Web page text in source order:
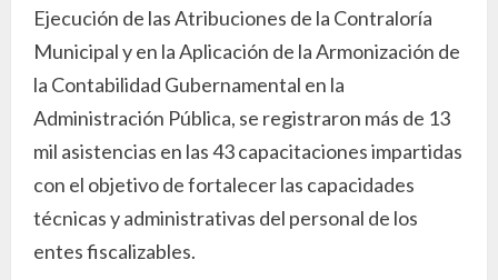
Ejecución de las Atribuciones de la Contraloría
Municipal y en la Aplicación de la Armonización de
la Contabilidad Gubernamental en la
Administración Pública, se registraron más de 13
mil asistencias en las 43 capacitaciones impartidas
con el objetivo de fortalecer las capacidades
técnicas y administrativas del personal de los
entes fiscalizables.